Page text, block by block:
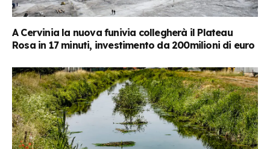
A Cervinia la nuova funivia collegherà il Plateau
Rosa in 17 minuti, investimento da 200milioni di euro